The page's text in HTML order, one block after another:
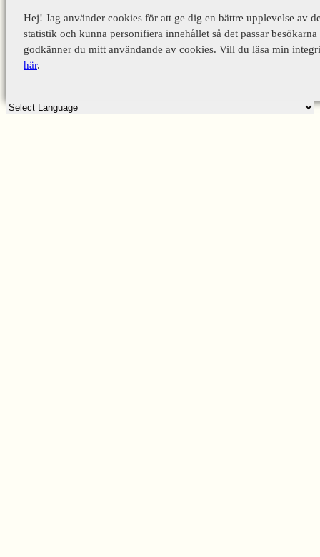
Hej! Jag använder cookies för att ge dig en bättre upplevelse av
statistik och kunna personifiera innehållet så det passar
godkänner du mitt användande av cookies. Vill du läsa min
här.